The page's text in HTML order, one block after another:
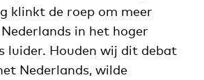
klinkt de roep om meer
in het hoger
luider. Houden wij dit debat
Nederlands, wilde